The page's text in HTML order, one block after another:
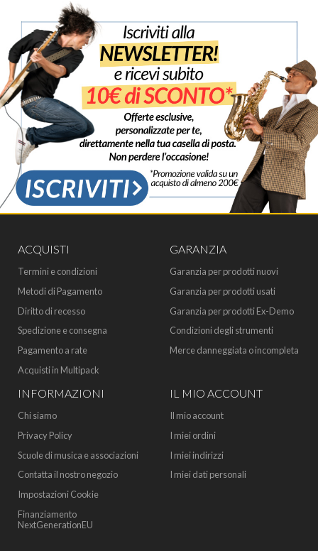
ACQUISTI
Termini e condizioni
Metodi di Pagamento
Diritto di recesso
Spedizione e consegna
Pagamento a rate
Acquisti in Multipack
GARANZIA
Garanzia per prodotti nuovi
Garanzia per prodotti usati
Garanzia per prodotti Ex-Demo
Condizioni degli strumenti
Merce danneggiata o incompleta
INFORMAZIONI
Chi siamo
Privacy Policy
Scuole di musica e associazioni
Contatta il nostro negozio
Impostazioni Cookie
Finanziamento
NextGenerationEU
IL MIO ACCOUNT
Il mio account
I miei ordini
I miei indirizzi
I miei dati personali